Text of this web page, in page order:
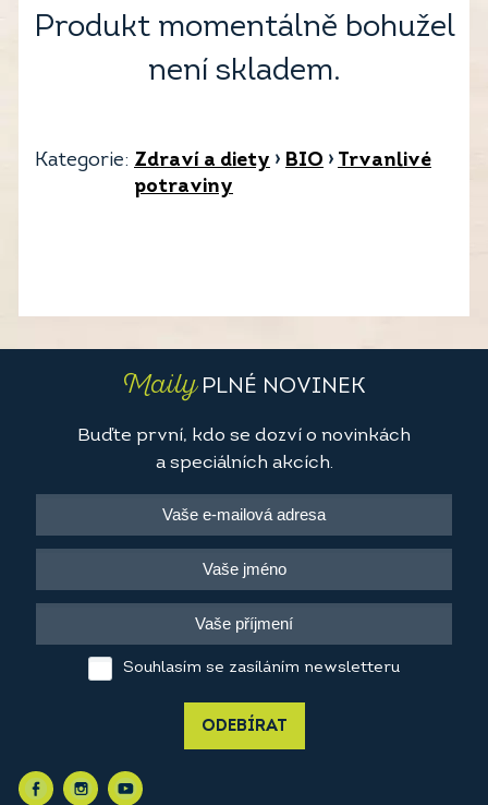
Produkt momentálně bohužel
není skladem.
Kategorie: Zdraví a diety › BIO › Trvanlivé
potraviny
MailyPLNÉ NOVINEK
Buďte první, kdo se dozví o novinkách
a speciálních akcích.
Souhlasím se zasíláním newsletteru
ODEBÍRAT